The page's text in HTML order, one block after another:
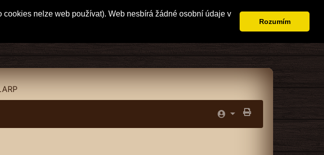
nelze web používat). Web nesbírá žádné osobní údaje v
Rozumím